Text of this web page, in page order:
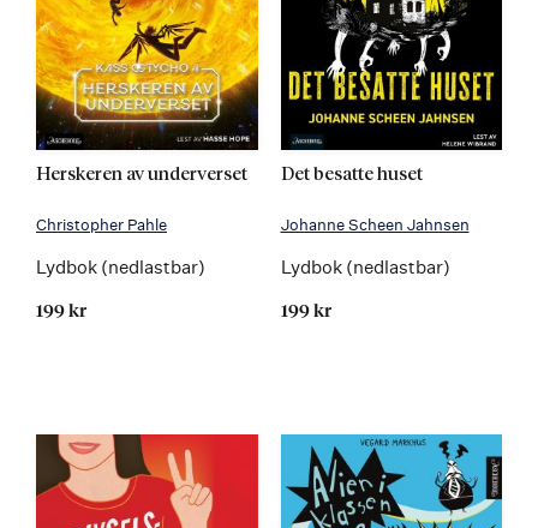
Herskeren av underverset
Christopher Pahle
Lydbok (nedlastbar)
199 kr
Det besatte huset
Johanne Scheen Jahnsen
Lydbok (nedlastbar)
199 kr